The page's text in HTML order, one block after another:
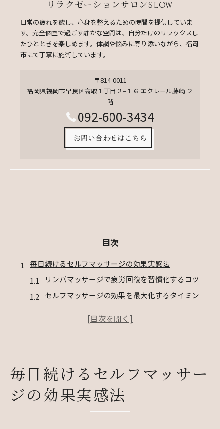
リラクゼーションサロンSLOW
日常の疲れを癒し、心身を整えるための時間を提供していま
す。完全個室で過ごす静かな空間は、自分だけのリラックスし
たひとときを楽しめます。体調や悩みに寄り添いながら、福岡
市にて丁寧に施術しています。
〒814-0011
福岡県福岡市早良区高取１丁目２−１６ エクレール藤崎 ２
階
092-600-3434
お問い合わせはこちら
目次
毎日続けるセルフマッサージの効果実感法
リンパマッサージで疲労回復を習慣化するコツ
セルフマッサージの効果を最大化するタイミン
セルフマッサージとリンパ流れの関係を解説
リンパマッサージでむくみから解放される秘訣
リンパマッサージでむくみを流す基本手順
セルフマッサージで老廃物排出を実感する方法
毎日続けるセルフマッサー
ジの効果実感法